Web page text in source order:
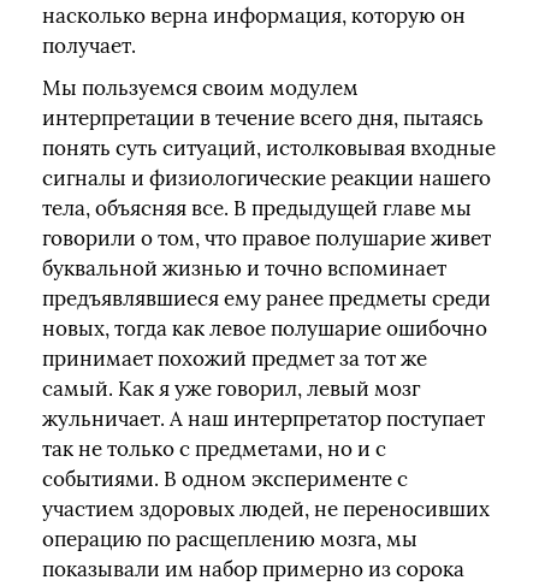
насколько верна информация, которую он
получает.
Мы пользуемся своим модулем
интерпретации в течение всего дня, пытаясь
понять суть ситуаций, истолковывая входные
сигналы и физиологические реакции нашего
тела, объясняя все. В предыдущей главе мы
говорили о том, что правое полушарие живет
буквальной жизнью и точно вспоминает
предъявлявшиеся ему ранее предметы среди
новых, тогда как левое полушарие ошибочно
принимает похожий предмет за тот же
самый. Как я уже говорил, левый мозг
жульничает. А наш интерпретатор поступает
так не только с предметами, но и с
событиями. В одном эксперименте с
участием здоровых людей, не переносивших
операцию по расщеплению мозга, мы
показывали им набор примерно из сорока